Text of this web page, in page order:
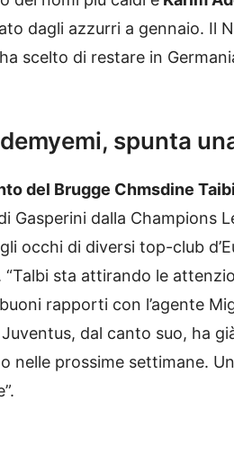
dagli azzurri a gennaio. Il
scelto di restare in
spunta
del Brugge Chmsdine Taibi
Gasperini dalla Champions
occhi di diversi top-club
sta attirando le
rapporti con l’agente
dal canto suo, ha
nelle prossime settimane.